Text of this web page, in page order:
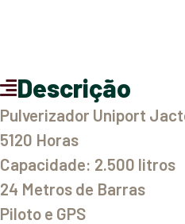
Descrição
Pulverizador Uniport
5120 Horas
Capacidade: 2.500 litros
24 Metros de Barras
Piloto e GPS